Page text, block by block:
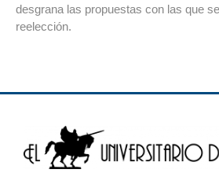
desgrana las propuestas con las que
reelección.